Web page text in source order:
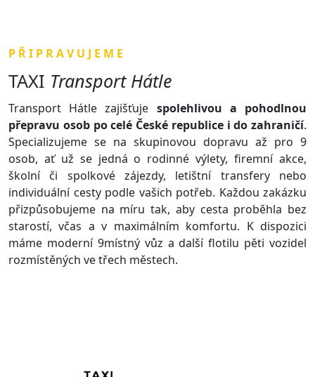
P Ř I P R A V U J E M E
TAXI Transport Hátle
Transport Hátle zajišťuje spolehlivou a pohodlnou
přepravu osob po celé České republice i do zahraničí.
Specializujeme se na skupinovou dopravu až pro 9
osob, ať už se jedná o rodinné výlety, firemní akce,
školní či spolkové zájezdy, letištní transfery nebo
individuální cesty podle vašich potřeb. Každou zakázku
přizpůsobujeme na míru tak, aby cesta proběhla bez
starostí, včas a v maximálním komfortu. K dispozici
máme moderní 9místný vůz a další flotilu pěti vozidel
rozmístěných ve třech městech.